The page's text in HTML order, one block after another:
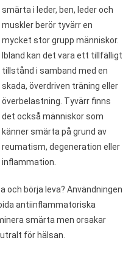
smärta i leder, ben, leder och
muskler berör tyvärr en
mycket stor grupp människor.
Ibland kan det vara ett tillfälligt
tillstånd i samband med en
skada, överdriven träning eller
överbelastning. Tyvärr finns
det också människor som
känner smärta på grund av
reumatism, degeneration eller
inflammation.
och börja leva? Användningen
antiinflammatoriska
smärta men orsakar
för hälsan.